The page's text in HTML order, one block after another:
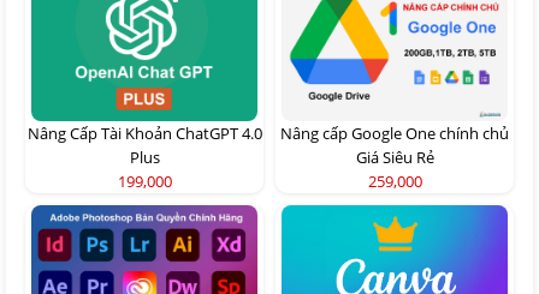
Nâng Cấp Tài Khoản ChatGPT 4.0
Plus
199,000
Nâng cấp Google One chính chủ
Giá Siêu Rẻ
259,000